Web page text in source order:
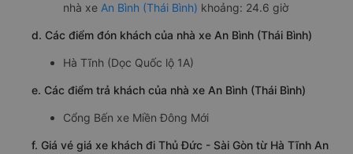
nhà xe An Bình (Thái Bình) khoảng: 24.6 giờ
d. Các điểm đón khách của nhà xe An Bình (Thái Bình)
Hà Tĩnh (Dọc Quốc lộ 1A)
e. Các điểm trả khách của nhà xe An Bình (Thái Bình)
Cổng Bến xe Miền Đông Mới
f. Giá vé giá xe khách đi Thủ Đức - Sài Gòn từ Hà Tĩnh An